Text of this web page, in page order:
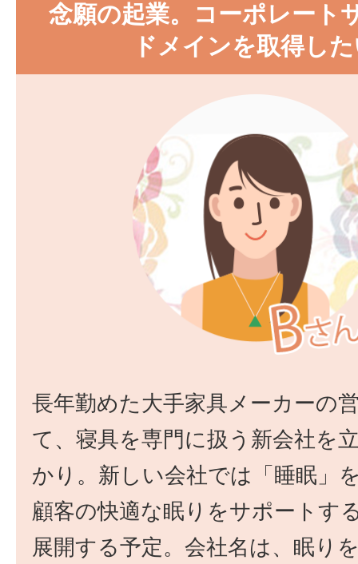
念願の起業。コーポレート
ドメインを取得し
長年勤めた大手家具メーカーの
て、寝具を専門に扱う新会社を
かり。新しい会社では「睡眠」
顧客の快適な眠りをサポートす
展開する予定。会社名は、眠り